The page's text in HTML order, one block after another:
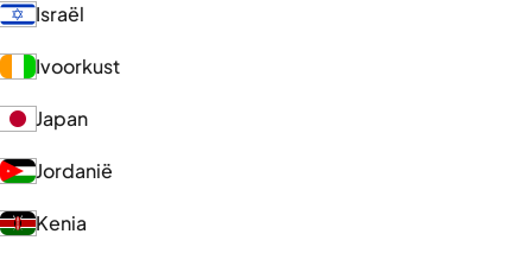
Israël
Ivoorkust
Japan
Jordanië
Kenia